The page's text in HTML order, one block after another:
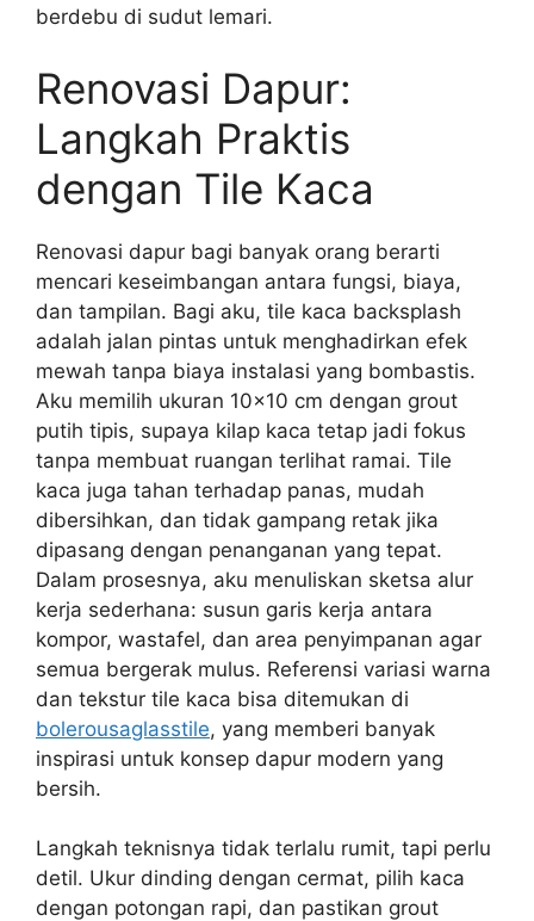
berdebu di sudut lemari.
Renovasi Dapur:
Langkah Praktis
dengan Tile Kaca
Renovasi dapur bagi banyak orang berarti
mencari keseimbangan antara fungsi, biaya,
dan tampilan. Bagi aku, tile kaca backsplash
adalah jalan pintas untuk menghadirkan efek
mewah tanpa biaya instalasi yang bombastis.
Aku memilih ukuran 10×10 cm dengan grout
putih tipis, supaya kilap kaca tetap jadi fokus
tanpa membuat ruangan terlihat ramai. Tile
kaca juga tahan terhadap panas, mudah
dibersihkan, dan tidak gampang retak jika
dipasang dengan penanganan yang tepat.
Dalam prosesnya, aku menuliskan sketsa alur
kerja sederhana: susun garis kerja antara
kompor, wastafel, dan area penyimpanan agar
semua bergerak mulus. Referensi variasi warna
dan tekstur tile kaca bisa ditemukan di
bolerousaglasstile, yang memberi banyak
inspirasi untuk konsep dapur modern yang
bersih.
Langkah teknisnya tidak terlalu rumit, tapi perlu
detil. Ukur dinding dengan cermat, pilih kaca
dengan potongan rapi, dan pastikan grout